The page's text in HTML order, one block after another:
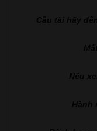
Cầu tài hãy
Nếu
Hành